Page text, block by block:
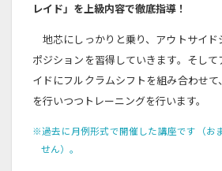
レイド」を上級内容で徹底指導！
地芯にしっかりと乗り、アウトサイド
ポジションを習得していきます。そし
イドにフルクラムシフトを組み合わせて
を行いつつトレーニングを行います。
※過去に月例形式で開催した講座です（お
せん）。